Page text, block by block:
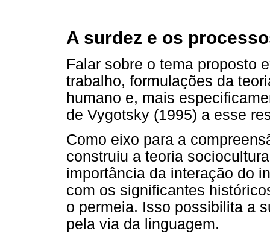
A surdez e os
Falar sobre o tema proposto
trabalho, formulações da
humano e, mais
de Vygotsky (1995) a esse
Como eixo para a
construiu a teoria
importância da interação do
com os significantes
o permeia. Isso possibilita a
pela via da linguagem.